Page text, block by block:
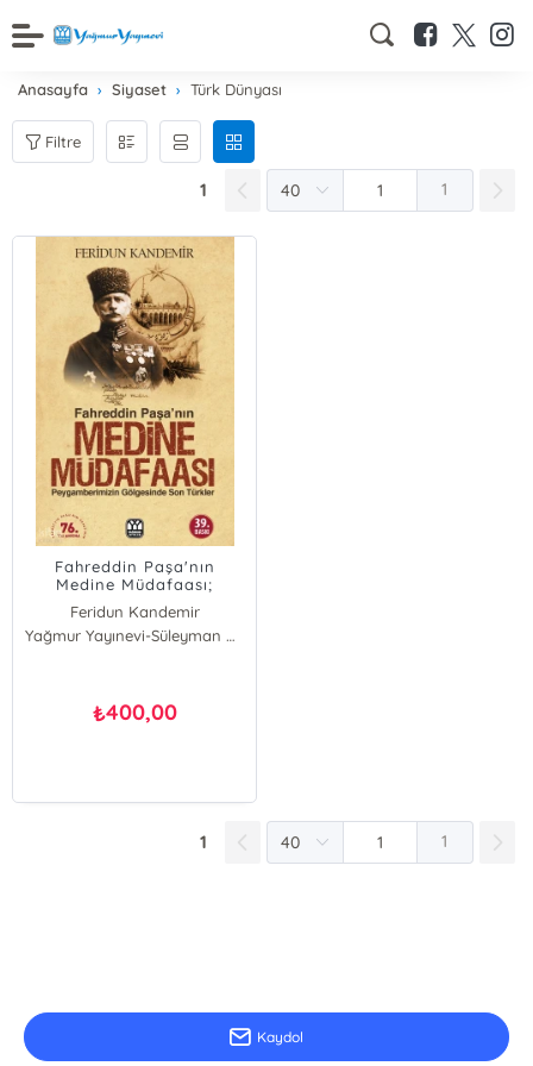
Anasayfa Siyaset Türk Dünyası
Filtre
1 1
Fahreddin Paşa'nın
Medine Müdafaası;
Peygamberimizin
Gölgesinde Son Türkler
Feridun Kandemir
Yağmur Yayınevi-Süleyman Özdemir
₺400,00
1 1
Kaydol